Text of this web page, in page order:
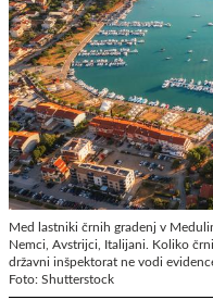
Med lastniki črnih gradenj v
Nemci, Avstrijci, Italijani. Koliko
državni inšpektorat ne vodi
Foto: Shutterstock